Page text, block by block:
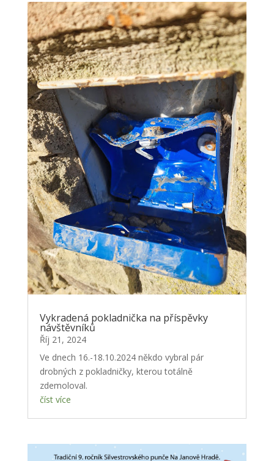
Vykradená pokladnička na příspěvky
návštěvníků
Říj 21, 2024
Ve dnech 16.-18.10.2024 někdo vybral pár
drobných z pokladničky, kterou totálně
zdemoloval.
číst více